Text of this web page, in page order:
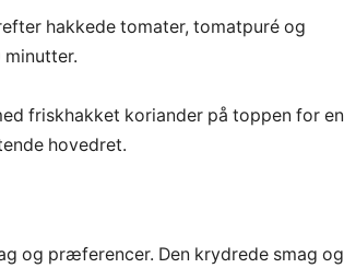
hakkede tomater, tomatpuré og
minutter.
friskhakket koriander på toppen for en
hovedret.
og præferencer. Den krydrede smag og